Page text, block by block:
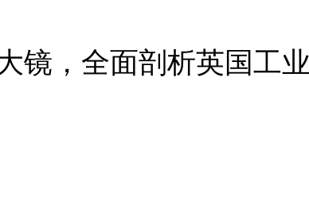
镜，全面剖析英国工